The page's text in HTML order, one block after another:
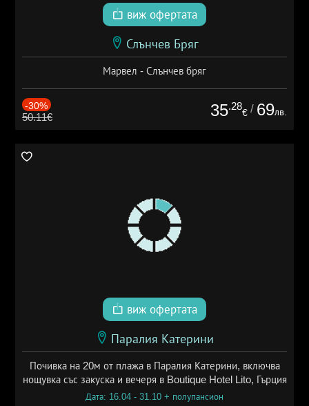
виж офертата
Слънчев Бряг
Марвел - Слънчев бряг
-30%
50.11€ 35.28
€ / 69лв.
виж офертата
Паралия Катерини
Почивка на 20м от плажа в Паралия Катерини, включва
нощувка със закуска и вечеря в Boutique Hotel Lito, Гърция
Дата: 16.04 - 31.10 + полупансион